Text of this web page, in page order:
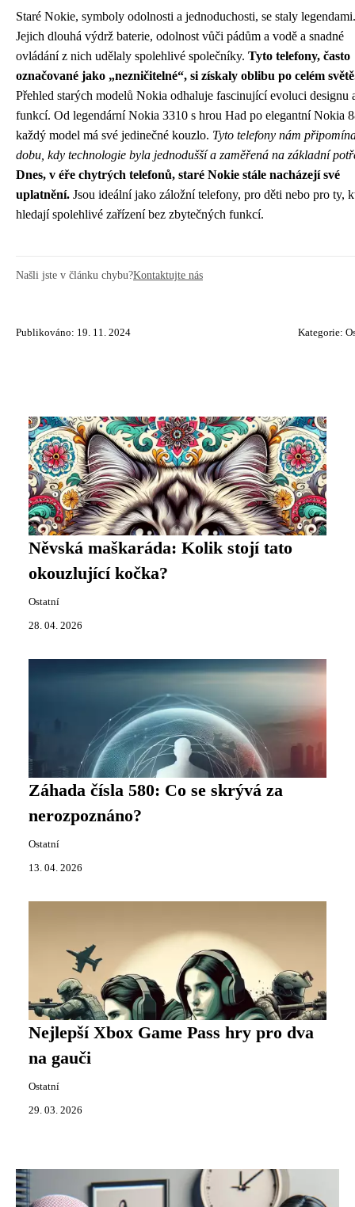
Staré Nokie, symboly odolnosti a jednoduchosti, se staly legendami.
Jejich dlouhá výdrž baterie, odolnost vůči pádům a vodě a snadné
ovládání z nich udělaly spolehlivé společníky. Tyto telefony, často
označované jako „nezničitelné“, si získaly oblibu po celém
Přehled starých modelů Nokia odhaluje fascinující evoluci designu
funkcí. Od legendární Nokia 3310 s hrou Had po elegantní Nokia
každý model má své jedinečné kouzlo. Tyto telefony nám
dobu, kdy technologie byla jednodušší a zaměřená na základní
Dnes, v éře chytrých telefonů, staré Nokie stále nacházejí své
uplatnění. Jsou ideální jako záložní telefony, pro děti nebo pro ty,
hledají spolehlivé zařízení bez zbytečných funkcí.
Našli jste v článku chybu?Kontaktujte nás
Publikováno: 19. 11. 2024 Kategorie:
Něvská maškaráda: Kolik stojí tato
okouzlující kočka?
Ostatní
28. 04. 2026
Záhada čísla 580: Co se skrývá za
nerozpoznáno?
Ostatní
13. 04. 2026
Nejlepší Xbox Game Pass hry pro dva
na gauči
Ostatní
29. 03. 2026